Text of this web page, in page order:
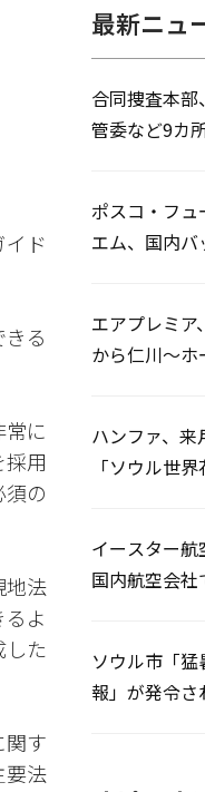
ド
る
に
用
の
地法
よ
た
関す
要法
最新ニュ
合同捜査本部
管委など9カ
ポスコ・フュ
エム、国内バ
エアプレミア
から仁川〜ホ
ハンファ、来
「ソウル世
イースター航
国内航空会社
ソウル市「
報」が発令さ